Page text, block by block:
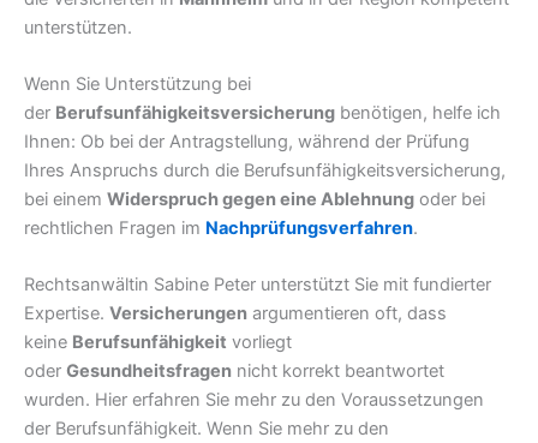
unterstützen.
Wenn Sie Unterstützung bei
der Berufsunfähigkeitsversicherung benötigen, helfe ich
Ihnen: Ob bei der Antragstellung, während der Prüfung
Ihres Anspruchs durch die Berufsunfähigkeitsversicherung,
bei einem Widerspruch gegen eine Ablehnung oder bei
rechtlichen Fragen im Nachprüfungsverfahren.
Rechtsanwältin Sabine Peter unterstützt Sie mit fundierter
Expertise. Versicherungen argumentieren oft, dass
keine Berufsunfähigkeit vorliegt
oder Gesundheitsfragen nicht korrekt beantwortet
wurden. Hier erfahren Sie mehr zu den Voraussetzungen
der Berufsunfähigkeit. Wenn Sie mehr zu den